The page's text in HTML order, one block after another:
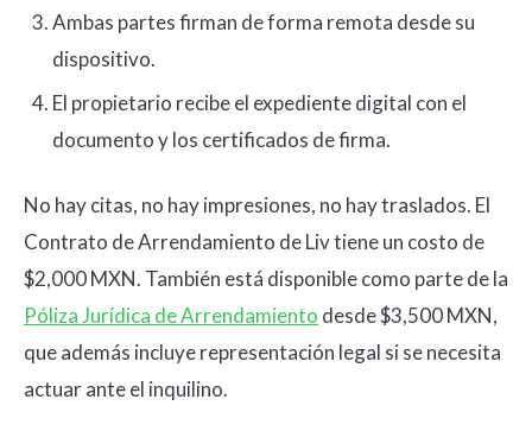
Ambas partes firman de forma remota desde su
dispositivo.
El propietario recibe el expediente digital con el
documento y los certificados de firma.
No hay citas, no hay impresiones, no hay traslados. El
Contrato de Arrendamiento de Liv tiene un costo de
$2,000 MXN. También está disponible como parte de la
Póliza Jurídica de Arrendamiento desde $3,500 MXN,
que además incluye representación legal si se necesita
actuar ante el inquilino.